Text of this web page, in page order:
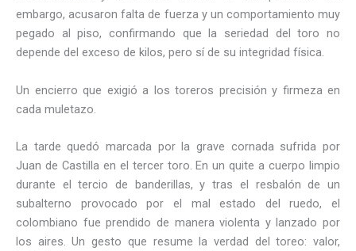
embargo, acusaron falta de fuerza y un comportamiento muy
pegado al piso, confirmando que la seriedad del toro no
depende del exceso de kilos, pero sí de su integridad física.
Un encierro que exigió a los toreros precisión y firmeza en
cada muletazo.
La tarde quedó marcada por la grave cornada sufrida por
Juan de Castilla en el tercer toro. En un quite a cuerpo limpio
durante el tercio de banderillas, y tras el resbalón de un
subalterno provocado por el mal estado del ruedo, el
colombiano fue prendido de manera violenta y lanzado por
los aires. Un gesto que resume la verdad del toreo: valor,